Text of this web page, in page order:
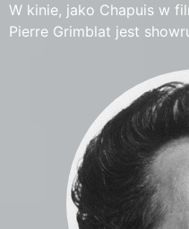
W kinie, jako Chapuis w
Pierre Grimblat jest